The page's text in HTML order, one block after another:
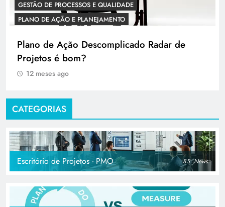
GESTÃO DE PROCESSOS E QUALIDADE
PLANO DE AÇÃO E PLANEJAMENTO
Plano de Ação Descomplicado Radar de
Projetos é bom?
12 meses ago
CATEGORIAS
Escritório de Projetos - PMO 85 News